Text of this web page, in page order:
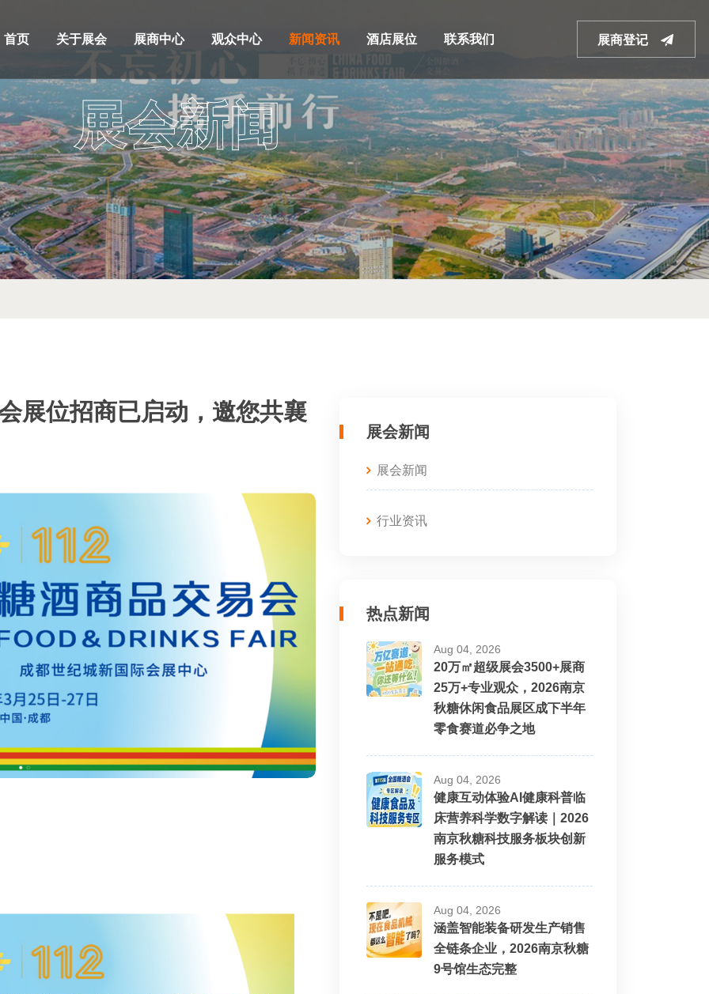
首页 关于展会 展商中心 观众中心 新闻资讯 酒店展位 联系我们 展商登记
展会新闻
展位招商已启动，邀您共襄
展会新闻
展会新闻
行业资讯
热点新闻
Aug 04, 2026
20万㎡超级展会3500+展商
25万+专业观众，2026南京
秋糖休闲食品展区成下半年
零食赛道必争之地
Aug 04, 2026
健康互动体验AI健康科普临
床营养科学数字解读｜2026
南京秋糖科技服务板块创新
服务模式
Aug 04, 2026
涵盖智能装备研发生产销售
全链条企业，2026南京秋糖
9号馆生态完整